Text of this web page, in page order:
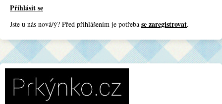
Přihlásit se
Jste u nás nová/ý? Před přihlášením je potřeba se zaregistrovat.